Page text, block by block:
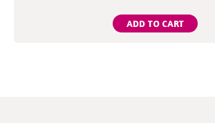
ADD TO CART